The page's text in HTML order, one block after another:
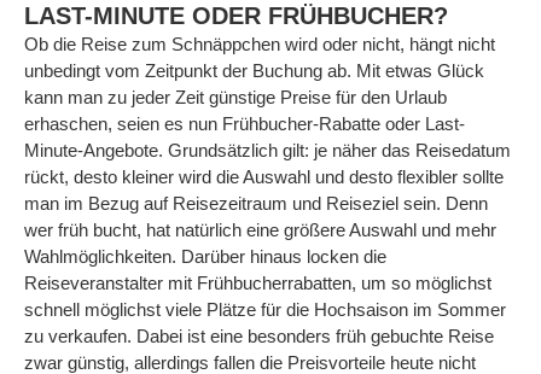
LAST-MINUTE ODER FRÜHBUCHER?
Ob die Reise zum Schnäppchen wird oder nicht, hängt nicht
unbedingt vom Zeitpunkt der Buchung ab. Mit etwas Glück
kann man zu jeder Zeit günstige Preise für den Urlaub
erhaschen, seien es nun Frühbucher-Rabatte oder Last-
Minute-Angebote. Grundsätzlich gilt: je näher das Reisedatum
rückt, desto kleiner wird die Auswahl und desto flexibler sollte
man im Bezug auf Reisezeitraum und Reiseziel sein. Denn
wer früh bucht, hat natürlich eine größere Auswahl und mehr
Wahlmöglichkeiten. Darüber hinaus locken die
Reiseveranstalter mit Frühbucherrabatten, um so möglichst
schnell möglichst viele Plätze für die Hochsaison im Sommer
zu verkaufen. Dabei ist eine besonders früh gebuchte Reise
zwar günstig, allerdings fallen die Preisvorteile heute nicht